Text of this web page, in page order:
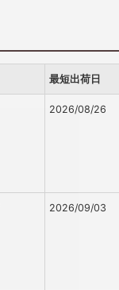
最短出荷日
2026/08/26
2026/09/03